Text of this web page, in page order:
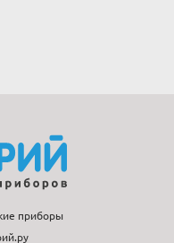
приборы